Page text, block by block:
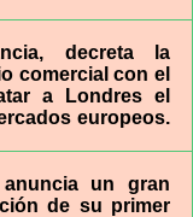
decreta la
comercial con el
a Londres el
europeos.
un gran
de su primer